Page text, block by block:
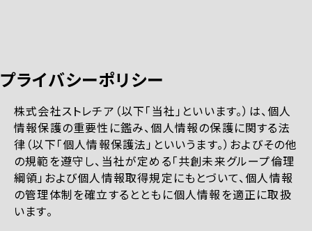
プライバシーポリシー
株式会社ストレチア（以下「当社」といいます。）は、個人
情報保護の重要性に鑑み、個人情報の保護に関する法
律（以下「個人情報保護法」といいうます。）およびその他
の規範を遵守し、当社が定める「共創未来グループ倫理
綱領」および個人情報取得規定にもとづいて、個人情報
の管理体制を確立するとともに個人情報を適正に取扱
います。